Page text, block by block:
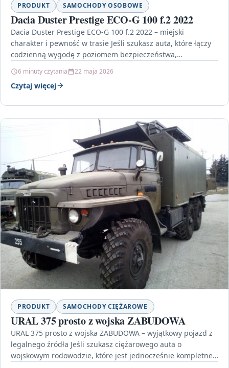
PRODUKT SAMOCHODY OSOBOWE
Dacia Duster Prestige ECO-G 100 f.2 2022
Dacia Duster Prestige ECO-G 100 f.2 2022 – miejski
charakter i pewność w trasie Jeśli szukasz auta, które łączy
codzienną wygodę z poziomem bezpieczeństwa,…
6 minuty czytania 22 maja 2026
Czytaj więcej
PRODUKT SAMOCHODY CIĘŻAROWE
URAL 375 prosto z wojska ZABUDOWA
URAL 375 prosto z wojska ZABUDOWA – wyjątkowy pojazd z
legalnego źródła Jeśli szukasz ciężarowego auta o
wojskowym rodowodzie, które jest jednocześnie kompletne,